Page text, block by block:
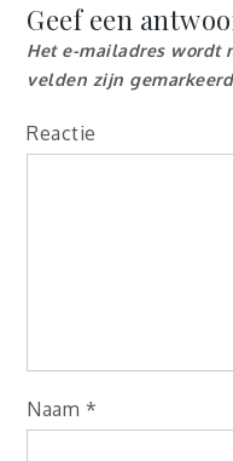
Geef een
Het e-mailadres wordt
velden zijn
Reactie
Naam *